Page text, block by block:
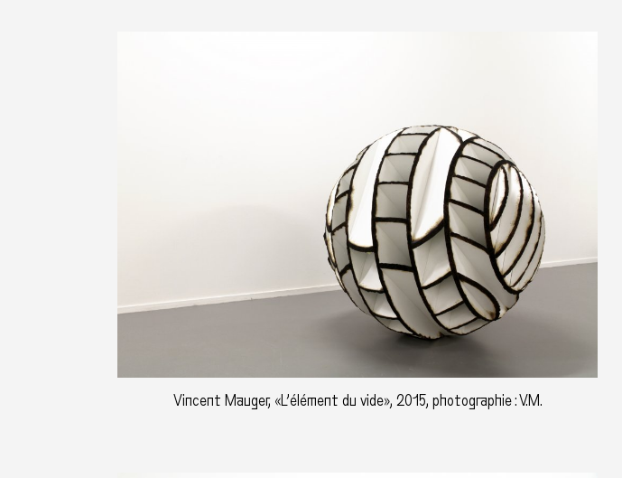
Vincent Mauger, «L’élément du vide», 2015, photographie : V.M.